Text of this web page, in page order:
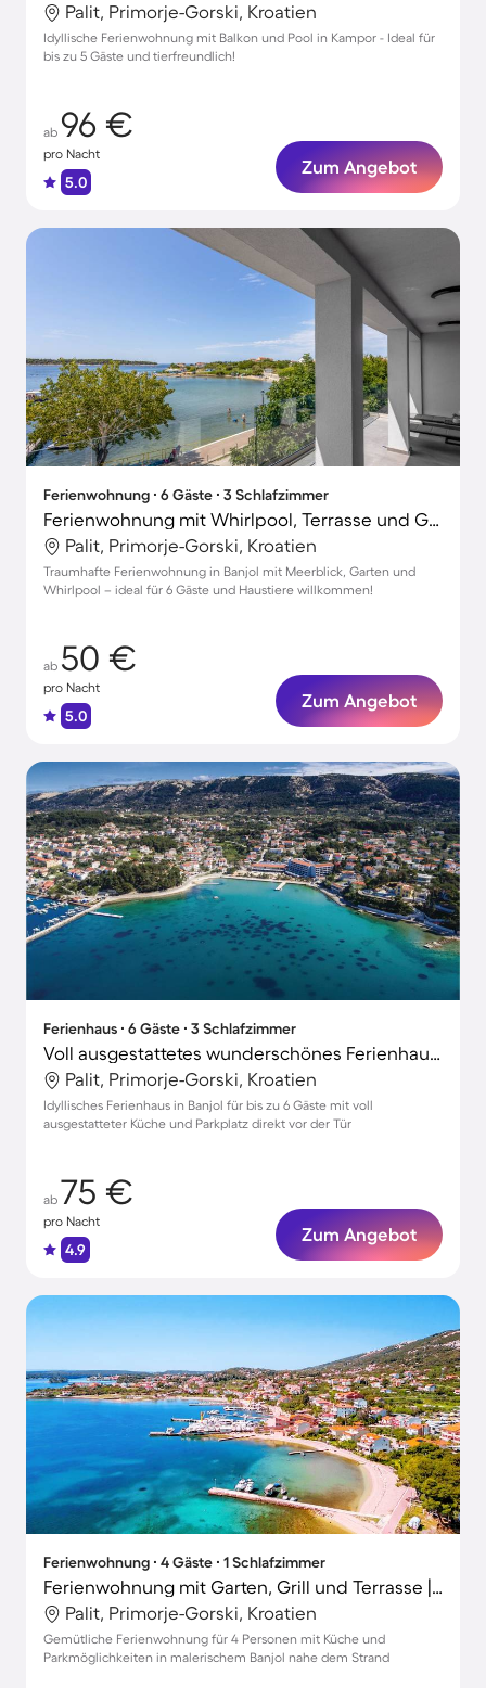
Palit, Primorje-Gorski, Kroatien
Idyllische Ferienwohnung mit Balkon und Pool in Kampor - Ideal für
bis zu 5 Gäste und tierfreundlich!
ab 96 €
pro Nacht
5.0
Zum Angebot
Ferienwohnung ∙ 6 Gäste ∙ 3 Schlafzimmer
Ferienwohnung mit Whirlpool, Terrasse und Garten | Wasserblick
Palit, Primorje-Gorski, Kroatien
Traumhafte Ferienwohnung in Banjol mit Meerblick, Garten und
Whirlpool – ideal für 6 Gäste und Haustiere willkommen!
ab 50 €
pro Nacht
5.0
Zum Angebot
Ferienhaus ∙ 6 Gäste ∙ 3 Schlafzimmer
Voll ausgestattetes wunderschönes Ferienhaus mit Terrasse und Grill
Palit, Primorje-Gorski, Kroatien
Idyllisches Ferienhaus in Banjol für bis zu 6 Gäste mit voll
ausgestatteter Küche und Parkplatz direkt vor der Tür
ab 75 €
pro Nacht
4.9
Zum Angebot
Ferienwohnung ∙ 4 Gäste ∙ 1 Schlafzimmer
Ferienwohnung mit Garten, Grill und Terrasse | Gartenblick
Palit, Primorje-Gorski, Kroatien
Gemütliche Ferienwohnung für 4 Personen mit Küche und
Parkmöglichkeiten in malerischem Banjol nahe dem Strand